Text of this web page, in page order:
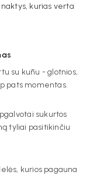
kurias verta
su kūnu - glotnios,
pats momentas.
sukurtos
tyliai pasitikinčiu
kurios pagauna